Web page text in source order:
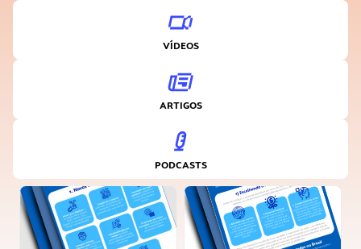
VÍDEOS
ARTIGOS
PODCASTS